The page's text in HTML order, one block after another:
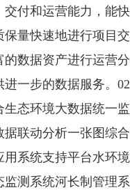
交付和运营能力，能
保量快速地进行项目
的数据资产进行运营
进一步的数据服务。
生态环境大数据统一
据联动分析一张图综
用系统支持平台水环
监测系统河长制管理